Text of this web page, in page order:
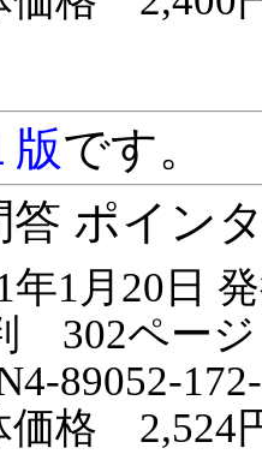
版です。
答 ポイン
年1月20日
302ページ
89052-
価格 2,524